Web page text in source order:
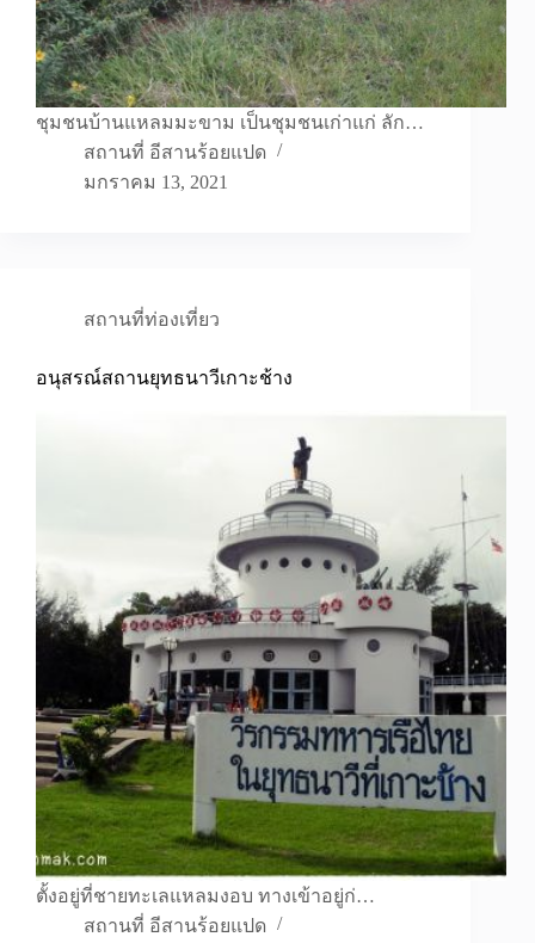
ชุมชนบ้านแหลมมะขาม เป็นชุมชนเก่าแก่ ลัก…
สถานที่ อีสานร้อยแปด
มกราคม 13, 2021
สถานที่ท่องเที่ยว
อนุสรณ์สถานยุทธนาวีเกาะช้าง
ตั้งอยู่ที่ชายทะเลแหลมงอบ ทางเข้าอยู่ก่…
สถานที่ อีสานร้อยแปด